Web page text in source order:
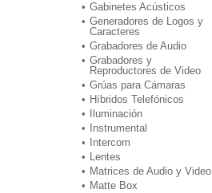
Gabinetes Acústicos
Generadores de Logos y
Caracteres
Grabadores de Audio
Grabadores y
Reproductores de Video
Grúas para Cámaras
Híbridos Telefónicos
Iluminación
Instrumental
Intercom
Lentes
Matrices de Audio y Video
Matte Box